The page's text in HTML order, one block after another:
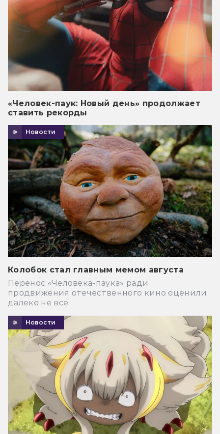
«Человек-паук: Новый день» продолжает
ставить рекорды
Новости
Колобок стал главным мемом августа
Перенос «Человека-паука» ради
продвижения отечественного кино оценили
далеко не все.
Новости